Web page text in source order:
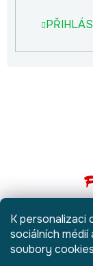
K personalizaci
sociálních
soubory